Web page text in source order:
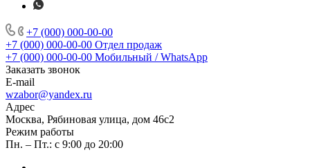
+7 (000) 000-00-00
+7 (000) 000-00-00 Отдел продаж
+7 (000) 000-00-00 Мобильный / WhatsApp
Заказать звонок
E-mail
wzabor@yandex.ru
Адрес
Москва, Рябиновая улица, дом 46с2
Режим работы
Пн. – Пт.: с 9:00 до 20:00